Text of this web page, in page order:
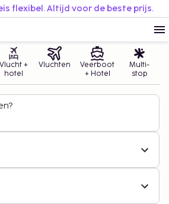
flexibel. Altijd voor de beste prijs.
Vlucht +
hotel
Vluchten
Veerboot
+ Hotel
Multi-
stop